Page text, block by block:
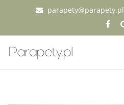
parapety@parapety.pl